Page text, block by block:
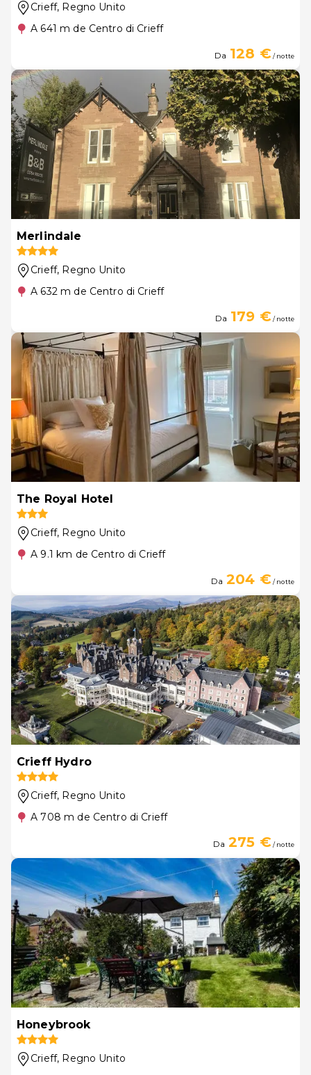
Crieff, Regno Unito
A 641 m de Centro di Crieff
Da 128 €/ notte
Merlindale
Crieff, Regno Unito
A 632 m de Centro di Crieff
Da 179 €/ notte
The Royal Hotel
Crieff, Regno Unito
A 9.1 km de Centro di Crieff
Da 204 €/ notte
Crieff Hydro
Crieff, Regno Unito
A 708 m de Centro di Crieff
Da 275 €/ notte
Honeybrook
Crieff, Regno Unito